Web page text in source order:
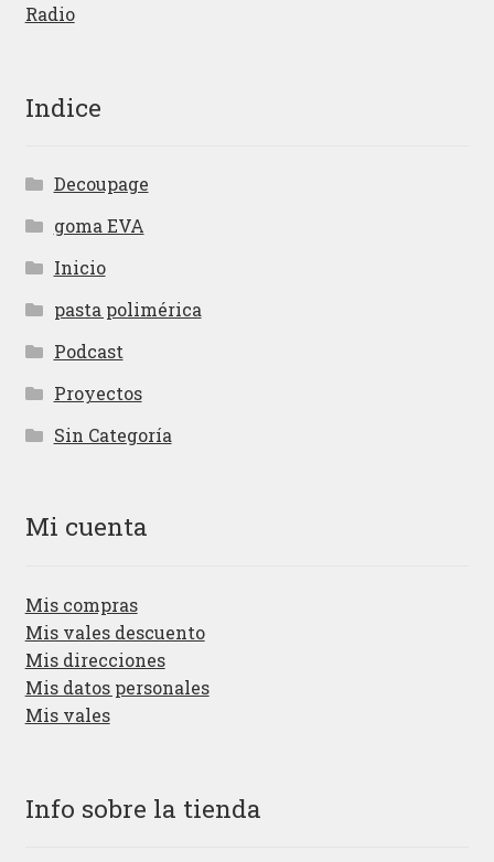
Radio
Indice
Decoupage
goma EVA
Inicio
pasta polimérica
Podcast
Proyectos
Sin Categoría
Mi cuenta
Mis compras
Mis vales descuento
Mis direcciones
Mis datos personales
Mis vales
Info sobre la tienda